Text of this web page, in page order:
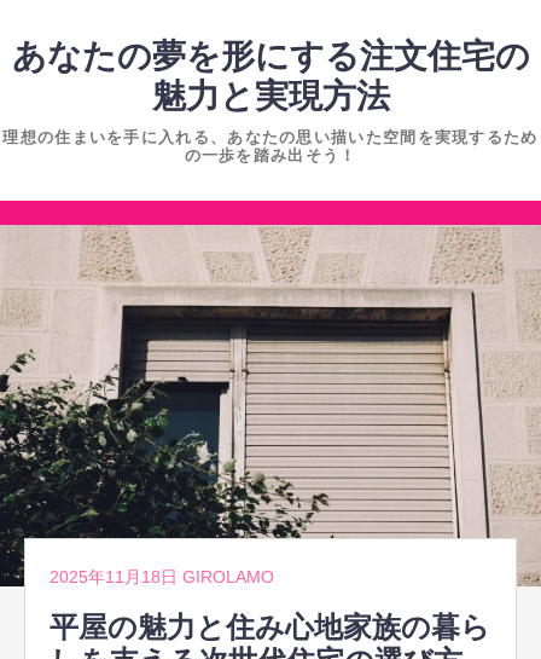
ン
ツ
プ
あなたの夢を形にする注文住宅の
魅力と実現方法
理想の住まいを手に入れる、あなたの思い描いた空間を実現するため
の一歩を踏み出そう！
コ
テ
ン
ツ
へ
ス
キ
ッ
プ
2025年11月18日 GIROLAMO
平屋の魅力と住み心地家族の暮ら